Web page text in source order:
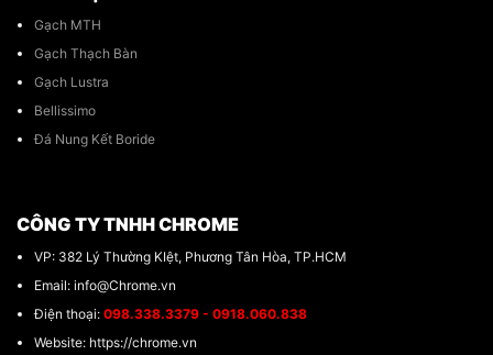
Gạch MTH
Gạch Thạch Bàn
Gạch Lustra
Bellissimo
Đá Nung Kết Boride
CÔNG TY TNHH CHROME
VP: 382 Lý Thường KIệt, Phương Tân Hòa, TP.HCM
Email: info@Chrome.vn
Điện thoại: 098.338.3379 - 0918.060.838
Website: https://chrome.vn